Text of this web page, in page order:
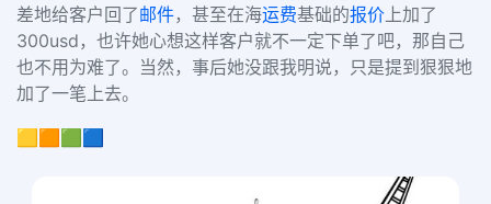
差地给客户回了邮件，甚至在海运费基础的报价上加了
300usd，也许她心想这样客户就不一定下单了吧，那自己
也不用为难了。当然，事后她没跟我明说，只是提到狠狠地
加了一笔上去。
🟨🟧🟩🟦